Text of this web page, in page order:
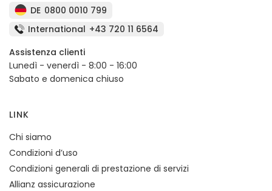
DE 0800 0010 799
International +43 720 11 6564
Assistenza clienti
Lunedì - venerdì - 8:00 - 16:00
Sabato e domenica chiuso
LINK
Chi siamo
Condizioni d’uso
Condizioni generali di prestazione di servizi
Allianz assicurazione